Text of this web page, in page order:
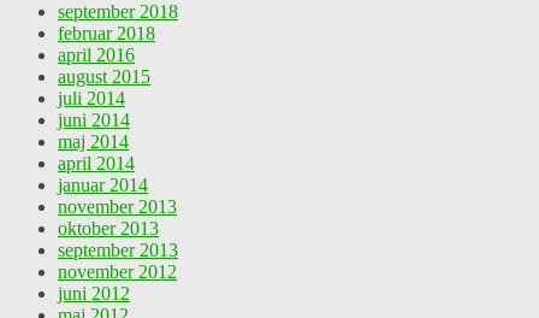
september 2018
februar 2018
april 2016
august 2015
juli 2014
juni 2014
maj 2014
april 2014
januar 2014
november 2013
oktober 2013
september 2013
november 2012
juni 2012